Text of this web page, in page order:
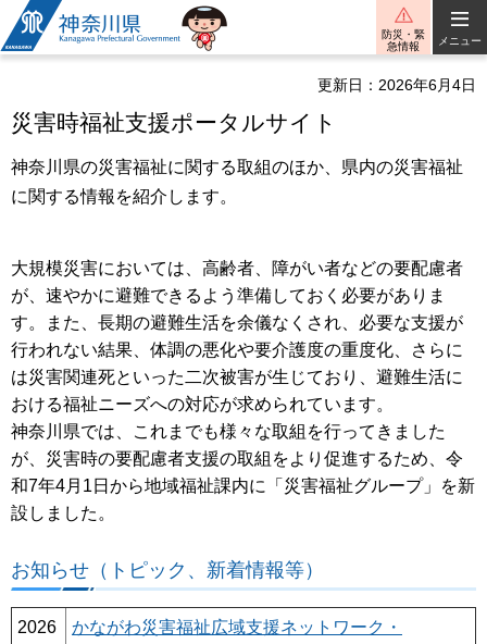
神奈川県
防災・緊
急情報
メニュー
更新日：2026年6月4日
災害時福祉支援ポータルサイト
神奈川県の災害福祉に関する取組のほか、県内の災害福祉
に関する情報を紹介します。
大規模災害においては、高齢者、障がい者などの要配慮者
が、速やかに避難できるよう準備しておく必要がありま
す。また、長期の避難生活を余儀なくされ、必要な支援が
行われない結果、体調の悪化や要介護度の重度化、さらに
は災害関連死といった二次被害が生じており、避難生活に
おける福祉ニーズへの対応が求められています。
神奈川県では、これまでも様々な取組を行ってきました
が、災害時の要配慮者支援の取組をより促進するため、令
和7年4月1日から地域福祉課内に「災害福祉グループ」を新
設しました。
お知らせ（トピック、新着情報等）
2026
かながわ災害福祉広域支援ネットワーク・